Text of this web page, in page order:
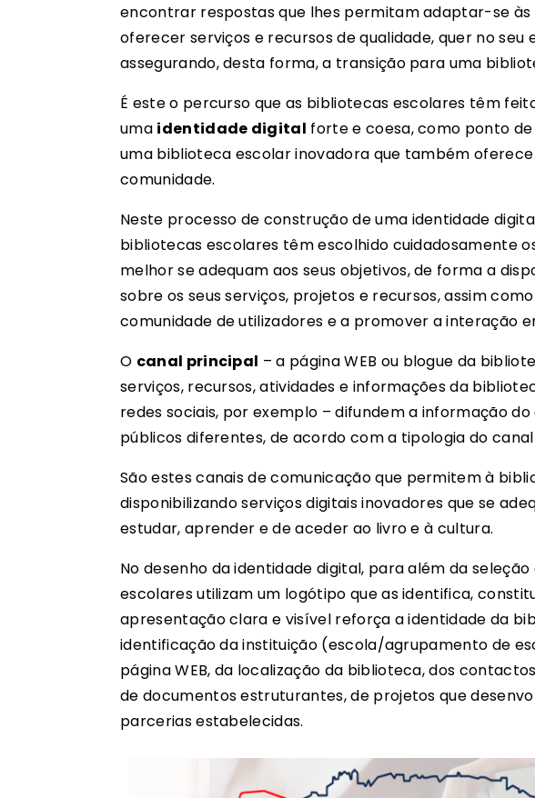
encontrar respostas que lhes permitam adaptar-se às
oferecer serviços e recursos de qualidade, quer no seu
assegurando, desta forma, a transição para uma
É este o percurso que as bibliotecas escolares têm
uma identidade digital forte e coesa, como ponto
uma biblioteca escolar inovadora que também oferece
comunidade.
Neste processo de construção de uma identidade
bibliotecas escolares têm escolhido cuidadosamente
melhor se adequam aos seus objetivos, de forma a
sobre os seus serviços, projetos e recursos, assim
comunidade de utilizadores e a promover a interação
O canal principal – a página WEB ou blogue da
serviços, recursos, atividades e informações da
redes sociais, por exemplo – difundem a informação
públicos diferentes, de acordo com a tipologia do
São estes canais de comunicação que permitem à
disponibilizando serviços digitais inovadores que se
estudar, aprender e de aceder ao livro e à cultura.
No desenho da identidade digital, para além da
escolares utilizam um logótipo que as identifica,
apresentação clara e visível reforça a identidade da
identificação da instituição (escola/agrupamento de
página WEB, da localização da biblioteca, dos
de documentos estruturantes, de projetos que
parcerias estabelecidas.